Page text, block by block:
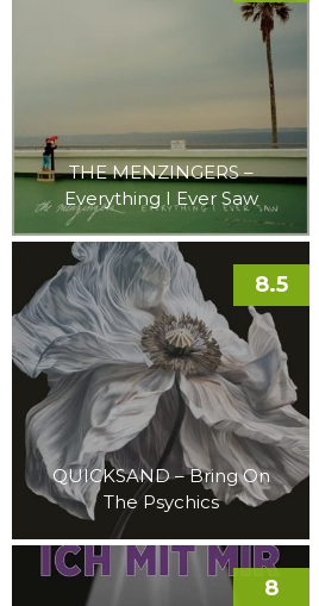
THE MENZINGERS –
Everything I Ever Saw
QUICKSAND – Bring On
The Psychics
8.5
8